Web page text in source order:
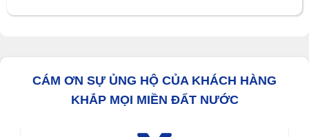
CÁM ƠN SỰ ỦNG HỘ CỦA KHÁCH HÀNG
KHẮP MỌI MIỀN ĐẤT NƯỚC